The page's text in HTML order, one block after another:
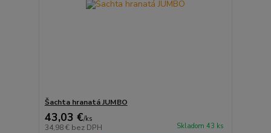
Šachta hranatá JUMBO
43,03 €/ks
34,98 € bez DPH Skladom 43 ks